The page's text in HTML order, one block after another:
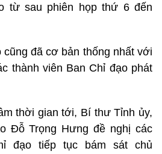
từ sau phiên họp thứ 6 đến
đã cơ bản thống nhất với
thành viên Ban Chỉ đạo phát
thời gian tới, Bí thư Tỉnh ủy,
Đỗ Trọng Hưng đề nghị các
đạo tiếp tục bám sát chủ